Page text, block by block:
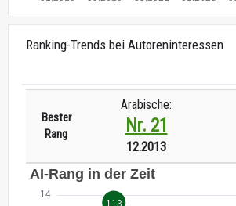
Ranking-Trends bei Autoreninteressen
Bester
Rang
Arabische:
Nr. 21
12.2013